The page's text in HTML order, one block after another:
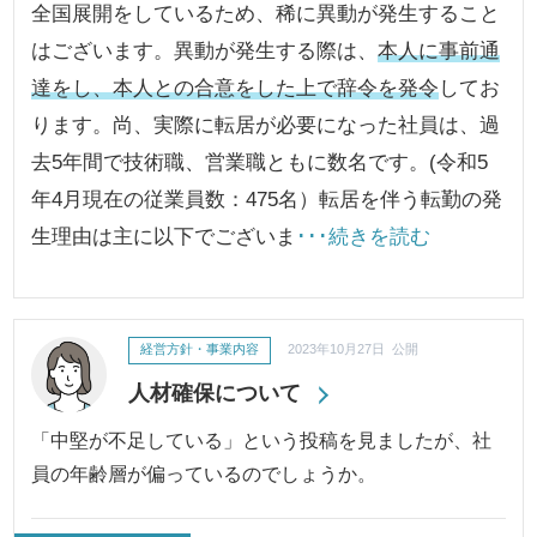
全国展開をしているため、稀に異動が発生すること
はございます。異動が発生する際は、本人に事前通
達をし、本人との合意をした上で辞令を発令してお
ります。尚、実際に転居が必要になった社員は、過
去5年間で技術職、営業職ともに数名です。(令和5
年4月現在の従業員数：475名）転居を伴う転勤の発
生理由は主に以下でございま ･･･続きを読む
人材確保について
経営方針・事業内容 2023年10月27日 公開
「中堅が不足している」という投稿を見ましたが、社
員の年齢層が偏っているのでしょうか。